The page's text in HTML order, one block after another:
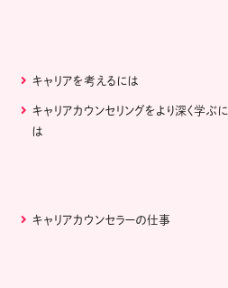
キャリアを考えるには
キャリアカウンセリングをより深く学ぶに
は
キャリアカウンセラーの仕事